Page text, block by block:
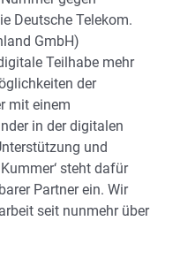
Deutsche Telekom.
GmbH)
Teilhabe mehr
der
mit einem
in der digitalen
und
steht dafür
Partner ein. Wir
seit nunmehr über